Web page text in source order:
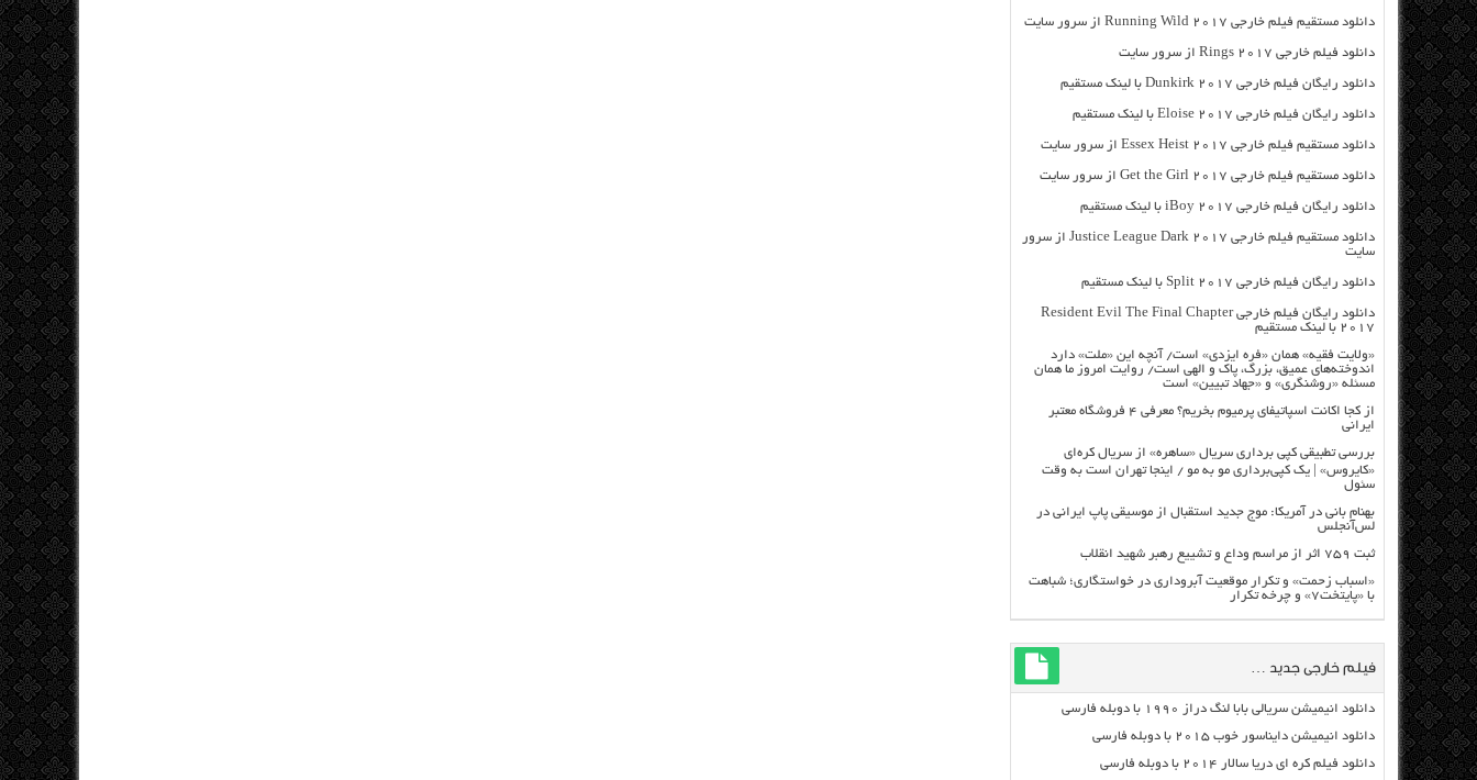
دانلود مستقیم فیلم خارجی Running Wild 2017 از سرور سایت
دانلود فیلم خارجی Rings 2017 از سرور سایت
دانلود رایگان فیلم خارجی Dunkirk 2017 با لینک مستقیم
دانلود رایگان فیلم خارجی Eloise 2017 با لینک مستقیم
دانلود مستقیم فیلم خارجی Essex Heist 2017 از سرور سایت
دانلود مستقیم فیلم خارجی Get the Girl 2017 از سرور سایت
دانلود رایگان فیلم خارجی iBoy 2017 با لینک مستقیم
دانلود مستقیم فیلم خارجی Justice League Dark 2017 از سرور
سایت
دانلود رایگان فیلم خارجی Split 2017 با لینک مستقیم
دانلود رایگان فیلم خارجی Resident Evil The Final Chapter
2017 با لینک مستقیم
«ولایت فقیه» همان «فره ایزدی» است/ آنچه این «ملت» دارد
اندوخته‌های عمیق، بزرگ، پاک و الهی است/ روایت امروز ما همان
مسئله «روشنگری» و «جهاد تبیین» است
از کجا اکانت اسپاتیفای پرمیوم بخریم؟ معرفی ۴ فروشگاه معتبر
ایرانی
بررسی تطبیقی کپی برداری سریال «ساهره» از سریال کره‌ای
«کایروس» | یک کپی‌برداری مو به مو / اینجا تهران است به وقت
سئول
بهنام بانی در آمریکا: موج جدید استقبال از موسیقی پاپ ایرانی در
لس‌آنجلس
ثبت ۷۵۹ اثر از مراسم وداع و تشییع رهبر شهید انقلاب
«اسباب زحمت» و تکرار موقعیت آبروداری در خواستگاری؛ شباهت
با «پایتخت۷» و چرخه تکرار
فیلم خارجی جدید …
دانلود انیمیشن سریالی بابا لنگ دراز ۱۹۹۰ با دوبله فارسی
دانلود انیمیشن دایناسور خوب ۲۰۱۵ با دوبله فارسی
دانلود فیلم کره ای دریا سالار ۲۰۱۴ با دوبله فارسی